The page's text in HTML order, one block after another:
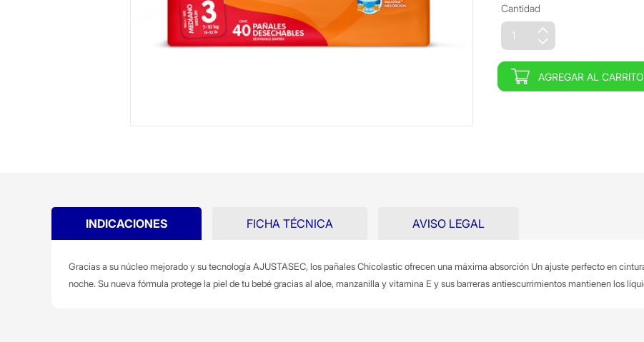
Cantidad
AGREGAR AL CARRITO
INDICACIONES
Gracias a su núcleo mejorado y su tecnología AJUSTASEC, los pañales Chicolastic ofrecen una máxima absorción Un ajuste perfecto en
noche. Su nueva fórmula protege la piel de tu bebé gracias al aloe, manzanilla y vitamina E y sus barreras antiescurrimientos mantienen los
FICHA TÉCNICA AVISO LEGAL